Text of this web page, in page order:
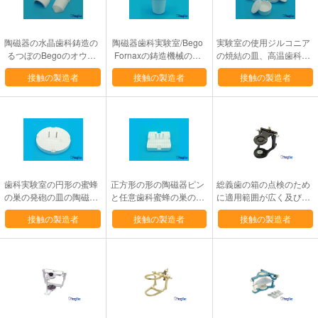
陶磁器の水晶歯科鋳造の
るつぼのBegoのオウム
ガイの鋳造の器械の使用
接触の製造者
陶磁器歯科実験室/Bego
Fornaxの鋳造機械のた
めの水晶るつぼ
接触の製造者
実験室の使用ジルコニア
の焼結の皿、高温歯科磁
器の炉の皿
接触の製造者
歯科実験室の円形の蜜蜂
の巣の発砲の皿の陶磁器
材料は証明されたセリウ
ム/ISOを作りました
接触の製造者
正方形の形の陶磁器ピン
と任意歯科蜜蜂の巣の発
砲の皿2のサイズ
接触の製造者
総義歯の箱の点検のため
に適用範囲が広く及び多
目的な磁気歯科発音が明
瞭な人
接触の製造者